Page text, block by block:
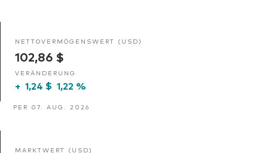
NETTOVERMÖGENSWERT (USD)
102,86 $
VERÄNDERUNG
+ 1,24 $ 1,22 %
PER 07. AUG. 2026
MARKTWERT (USD)